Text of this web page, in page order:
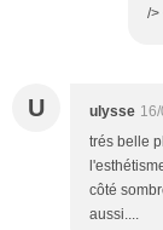
/>
U ulysse
trés belle
côté
aussi....